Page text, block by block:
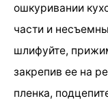
ошкуривании
части и
шлифуйте,
закрепив ее на
пленка,